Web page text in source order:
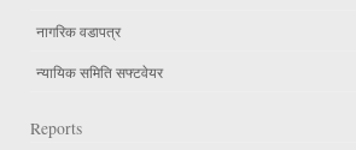
नागरिक वडापत्र
न्यायिक समिति सफ्टवेयर
Reports